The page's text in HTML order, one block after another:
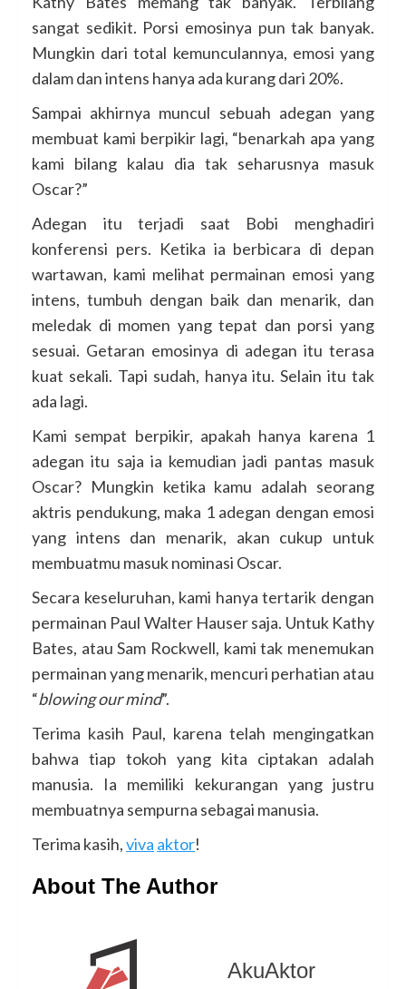
sangat sedikit. Porsi emosinya pun tak banyak.
Mungkin dari total kemunculannya, emosi yang
dalam dan intens hanya ada kurang dari 20%.
Sampai akhirnya muncul sebuah adegan yang
membuat kami berpikir lagi, “benarkah apa yang
kami bilang kalau dia tak seharusnya masuk
Oscar?”
Adegan itu terjadi saat Bobi menghadiri
konferensi pers. Ketika ia berbicara di depan
wartawan, kami melihat permainan emosi yang
intens, tumbuh dengan baik dan menarik, dan
meledak di momen yang tepat dan porsi yang
sesuai. Getaran emosinya di adegan itu terasa
kuat sekali. Tapi sudah, hanya itu. Selain itu tak
ada lagi.
Kami sempat berpikir, apakah hanya karena 1
adegan itu saja ia kemudian jadi pantas masuk
Oscar? Mungkin ketika kamu adalah seorang
aktris pendukung, maka 1 adegan dengan emosi
yang intens dan menarik, akan cukup untuk
membuatmu masuk nominasi Oscar.
Secara keseluruhan, kami hanya tertarik dengan
permainan Paul Walter Hauser saja. Untuk Kathy
Bates, atau Sam Rockwell, kami tak menemukan
permainan yang menarik, mencuri perhatian atau
“blowing our mind”.
Terima kasih Paul, karena telah mengingatkan
bahwa tiap tokoh yang kita ciptakan adalah
manusia. Ia memiliki kekurangan yang justru
membuatnya sempurna sebagai manusia.
Terima kasih,viva aktor!
About The Author
AkuAktor